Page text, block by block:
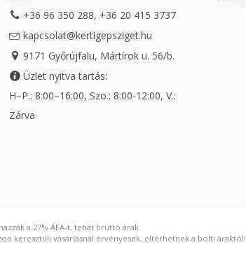
+36 96 350 288, +36 20 415 3737
kapcsolat@kertigepsziget.hu
9171 Győrújfalu, Mártírok u. 56/b.
Üzlet nyitva tartás:
H–P.: 8:00–16:00, Szo.: 8:00-12:00, V.:
Zárva
a 27% ÁFA-t, tehát bruttó árak.
keresztüli vásárlásnál érvényesek, eltérhetnek a bolti áraktól!